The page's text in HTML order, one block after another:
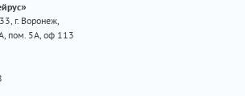
г. Воронеж,
пом. 5А, оф 113